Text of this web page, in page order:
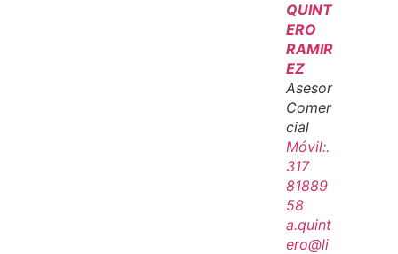
QUINT
ERO
RAMIR
EZ
Asesor
Comer
cial
Móvil:.
317
81889
58
a.quint
ero@li